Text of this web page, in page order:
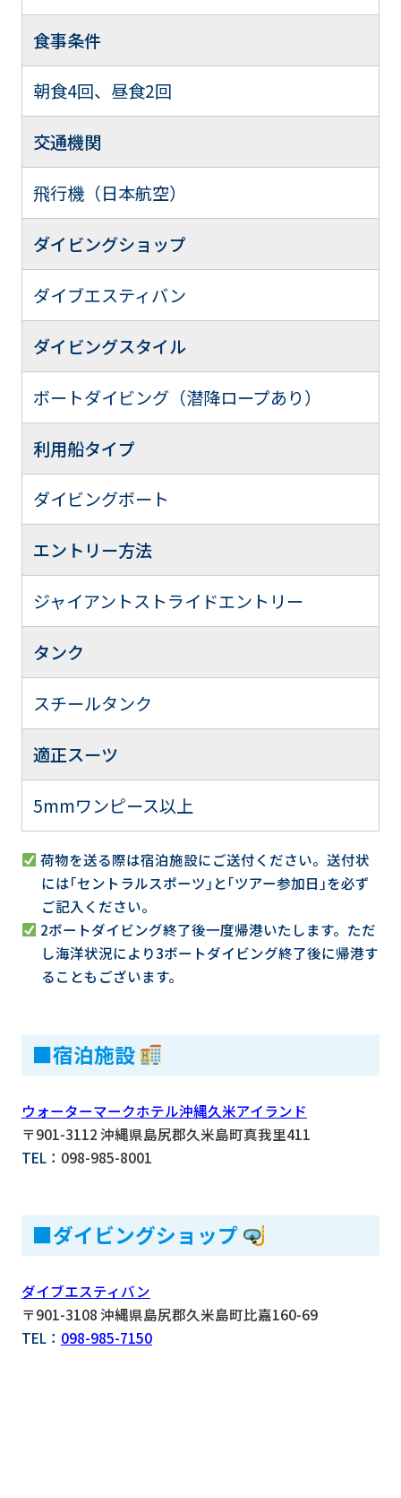
食事条件
朝食4回、昼食2回
交通機関
飛行機（日本航空）
ダイビングショップ
ダイブエスティバン
ダイビングスタイル
ボートダイビング（潜降ロープあり）
利用船タイプ
ダイビングボート
エントリー方法
ジャイアントストライドエントリー
タンク
スチールタンク
適正スーツ
5mmワンピース以上
荷物を送る際は宿泊施設にご送付ください。送付状
には｢セントラルスポーツ｣と｢ツアー参加日｣を必ず
ご記入ください。
2ボートダイビング終了後一度帰港いたします。ただ
し海洋状況により3ボートダイビング終了後に帰港す
ることもございます。
■宿泊施設
ウォーターマークホテル沖縄久米アイランド
〒901-3112 沖縄県島尻郡久米島町真我里411
TEL： 098-985-8001
■ダイビングショップ
ダイブエスティバン
〒901-3108 沖縄県島尻郡久米島町比嘉160-69
TEL： 098-985-7150